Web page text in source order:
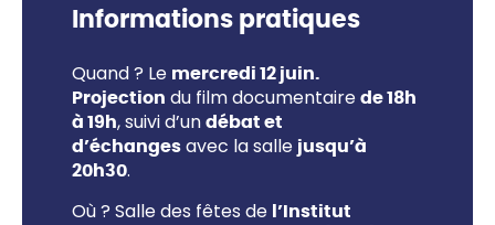
Informations pratiques
Quand ? Le mercredi 12 juin.
Projection du film documentaire de 18h
à 19h, suivi d’un débat et
d’échanges avec la salle jusqu’à
20h30.
Où ? Salle des fêtes de l’Institut